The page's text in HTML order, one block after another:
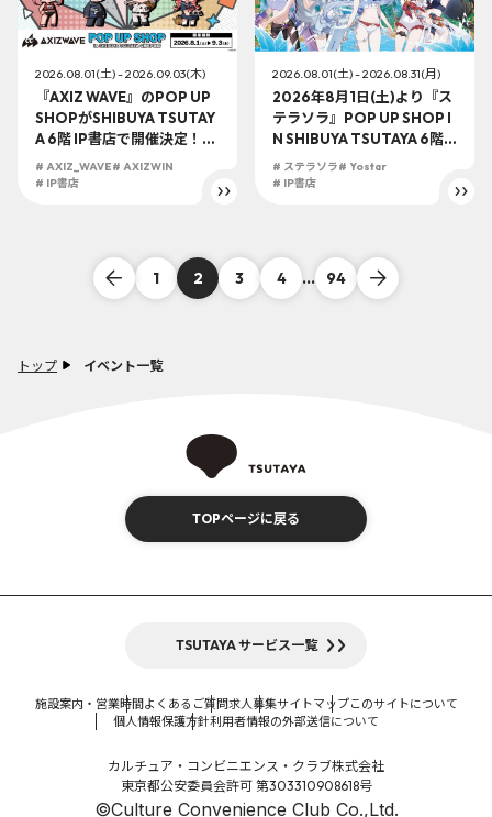
トップ イベント一覧
2026.08.01(土) - 2026.09.03(木)
『AXIZ WAVE』のPOP UP
SHOPがSHIBUYA TSUTAY
A 6階 IP書店で開催決定！！
〜開催期間は2026年8月1日
(土)から9月3日(木)まで〜
# AXIZ_WAVE# AXIZWIN
# IP書店
2026.08.01(土) - 2026.08.31(月)
2026年8月1日(土)より『ス
テラソラ』POP UP SHOP I
N SHIBUYA TSUTAYA 6階 I
P書店開催決定！
# ステラソラ# Yostar
# IP書店
1 2 3 4 ... 94
TOPページに戻る
TSUTAYA サービス一覧
施設案内・営業時間 よくあるご質問求人募集サイトマップこのサイトについて
個人情報保護方針利用者情報の外部送信について
カルチュア・コンビニエンス・クラブ株式会社
東京都公安委員会許可 第303310908618号
©Culture Convenience Club Co.,Ltd.